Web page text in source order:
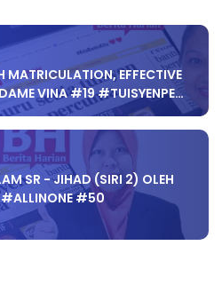
MATRICULATION, EFFECTIVE
VINA #19 #TUISYENPE…
SR - JIHAD (SIRI 2) OLEH
#ALLINONE #50